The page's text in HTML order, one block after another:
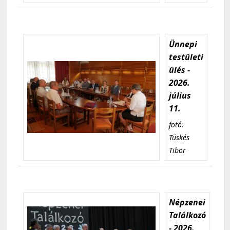
Ünnepi
testületi
ülés -
2026.
július
11.
fotó:
Tüskés
Tibor
Népzenei
Találkozó